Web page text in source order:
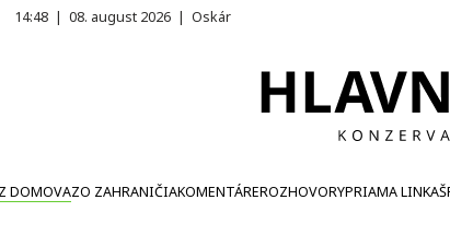
14:48 | 08. august 2026 | Oskár
Z DOMOVAZO ZAHRANIČIAKOMENTÁREROZHOVORYPRIAMA LINKA